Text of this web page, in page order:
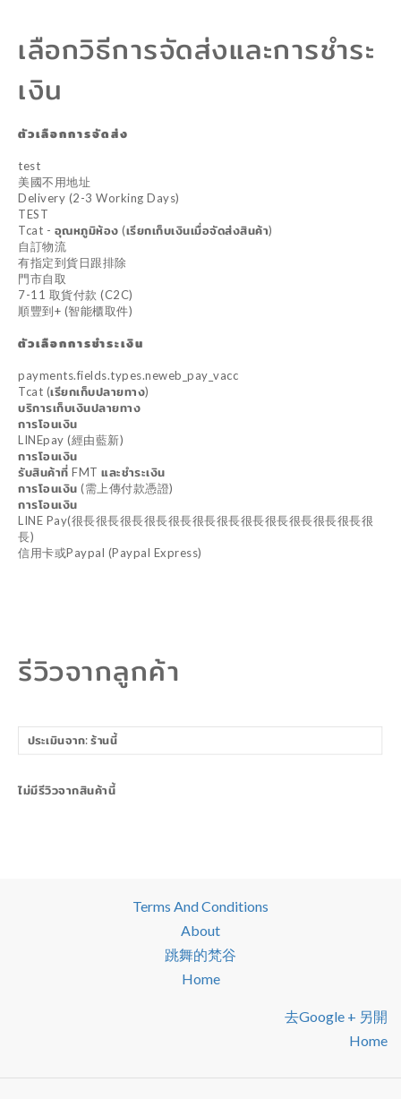
เลือกวิธีการจัดส่งและการชำระ
เงิน
ตัวเลือกการจัดส่ง
test
美國不用地址
Delivery (2-3 Working Days)
TEST
Tcat - อุณหภูมิห้อง (เรียกเก็บเงินเมื่อจัดส่งสินค้า)
自訂物流
有指定到貨日跟排除
門市自取
7-11 取貨付款 (C2C)
順豐到+ (智能櫃取件)
ตัวเลือกการชำระเงิน
payments.fields.types.neweb_pay_vacc
Tcat (เรียกเก็บปลายทาง)
บริการเก็บเงินปลายทาง
การโอนเงิน
LINEpay (經由藍新)
การโอนเงิน
รับสินค้าที่ FMT และชำระเงิน
การโอนเงิน (需上傳付款憑證)
การโอนเงิน
LINE Pay(很長很長很長很長很長很長很長很長很長很長很長很長很
長)
信用卡或Paypal (Paypal Express)
รีวิวจากลูกค้า
ไม่มีรีวิวจากสินค้านี้
Terms And Conditions
About
跳舞的梵谷
Home
去google + 另開
Home